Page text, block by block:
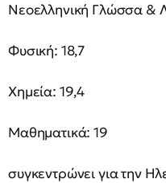
Νεοελληνική Γλώσσα &
Φυσική: 18,7
Χημεία: 19,4
Μαθηματικά: 19
συγκεντρώνει για την